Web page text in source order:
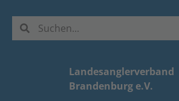
Landesanglerverband
Brandenburg e.V.